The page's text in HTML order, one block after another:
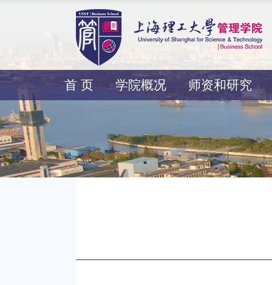
首 页 学院概况 师资和研究